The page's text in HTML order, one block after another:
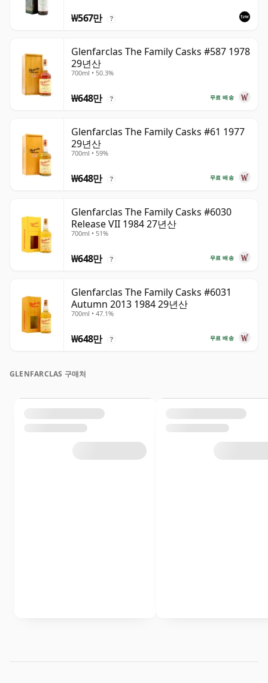
₩567만 ?
Glenfarclas The Family Casks #587 1978
29년산
700ml • 50.3%
무료 배송
₩648만 ?
Glenfarclas The Family Casks #61 1977
29년산
700ml • 59%
무료 배송
₩648만 ?
Glenfarclas The Family Casks #6030
Release VII 1984 27년산
700ml • 51%
무료 배송
₩648만 ?
Glenfarclas The Family Casks #6031
Autumn 2013 1984 29년산
700ml • 47.1%
무료 배송
₩648만 ?
GLENFARCLAS 구매처